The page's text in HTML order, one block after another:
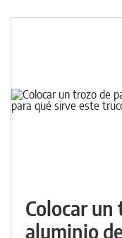
Colocar un
aluminio